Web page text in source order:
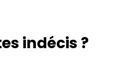
indécis ?